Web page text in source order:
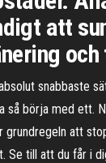
att
snabbaste
så börja med
att
Se till att du får i